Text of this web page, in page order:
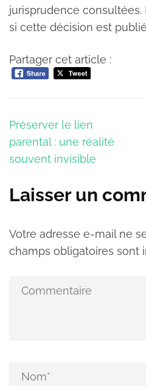
jurisprudence consultées.
si cette décision est
Partager cet article :
Navigation
de
l’article
Préserver le lien
parental : une réalité
souvent invisible
Laisser un
Votre adresse e-mail ne
champs obligatoires sont